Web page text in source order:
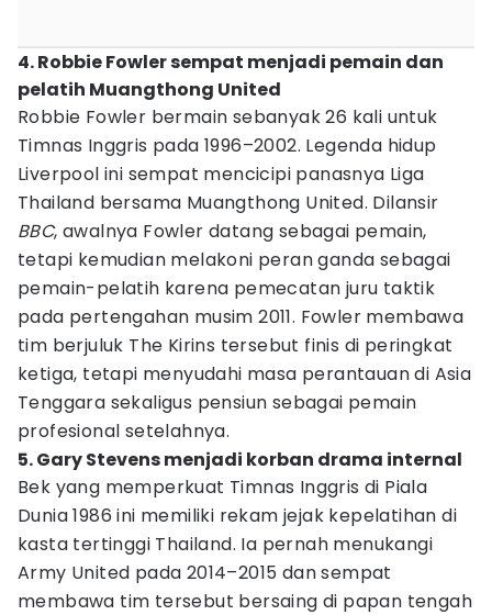
4. Robbie Fowler sempat menjadi pemain dan
pelatih Muangthong United
Robbie Fowler bermain sebanyak 26 kali untuk
Timnas Inggris pada 1996–2002. Legenda hidup
Liverpool ini sempat mencicipi panasnya Liga
Thailand bersama Muangthong United. Dilansir
BBC, awalnya Fowler datang sebagai pemain,
tetapi kemudian melakoni peran ganda sebagai
pemain-pelatih karena pemecatan juru taktik
pada pertengahan musim 2011. Fowler membawa
tim berjuluk The Kirins tersebut finis di peringkat
ketiga, tetapi menyudahi masa perantauan di Asia
Tenggara sekaligus pensiun sebagai pemain
profesional setelahnya.
5. Gary Stevens menjadi korban drama internal
Bek yang memperkuat Timnas Inggris di Piala
Dunia 1986 ini memiliki rekam jejak kepelatihan di
kasta tertinggi Thailand. Ia pernah menukangi
Army United pada 2014–2015 dan sempat
membawa tim tersebut bersaing di papan tengah